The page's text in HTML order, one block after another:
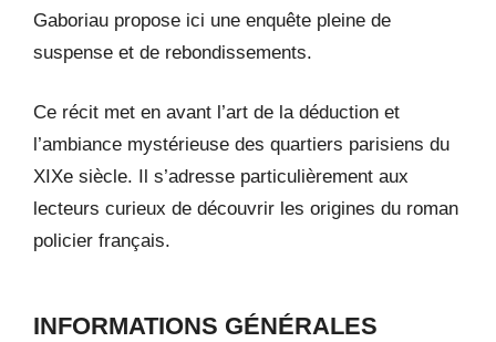
Gaboriau propose ici une enquête pleine de
suspense et de rebondissements.
Ce récit met en avant l’art de la déduction et
l’ambiance mystérieuse des quartiers parisiens du
XIXe siècle. Il s’adresse particulièrement aux
lecteurs curieux de découvrir les origines du roman
policier français.
INFORMATIONS GÉNÉRALES